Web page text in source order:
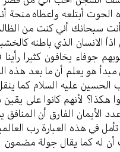
أبتلعه واعطاه منحة
سبحانك أني كنت من
الانسان الذي باطنه
جوفاء يخافون كثيرا
هو يعلم أن ما بعد هذه
الحسين عليه السلام كما
هكذا؟ لأنهم كانوا على
الفارق أن المنافق
في هذه العبارة رب
له كما يقال جولة مضمون